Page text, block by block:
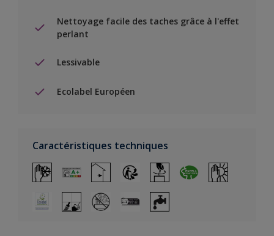
Nettoyage facile des taches grâce à l'effet
perlant
Lessivable
Ecolabel Européen
Caractéristiques techniques